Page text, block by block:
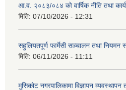
आ.व. २०८३/०८४ को वार्षिक नीति तथा
मिति: 07/10/2026 - 12:31
सहुलियतपूर्ण फार्मेसी सञ्चालन तथा नियमन
मिति: 06/11/2026 - 11:11
मुसिकोट नगरपालिकामा विज्ञापन व्यवस्थापन